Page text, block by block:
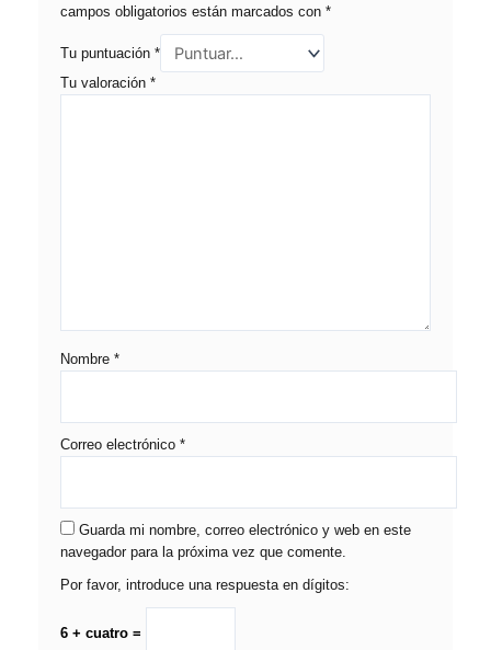
campos obligatorios están marcados con *
Tu puntuación *
Tu valoración *
Nombre *
Correo electrónico *
Guarda mi nombre, correo electrónico y web en este
navegador para la próxima vez que comente.
Por favor, introduce una respuesta en dígitos:
6 + cuatro =